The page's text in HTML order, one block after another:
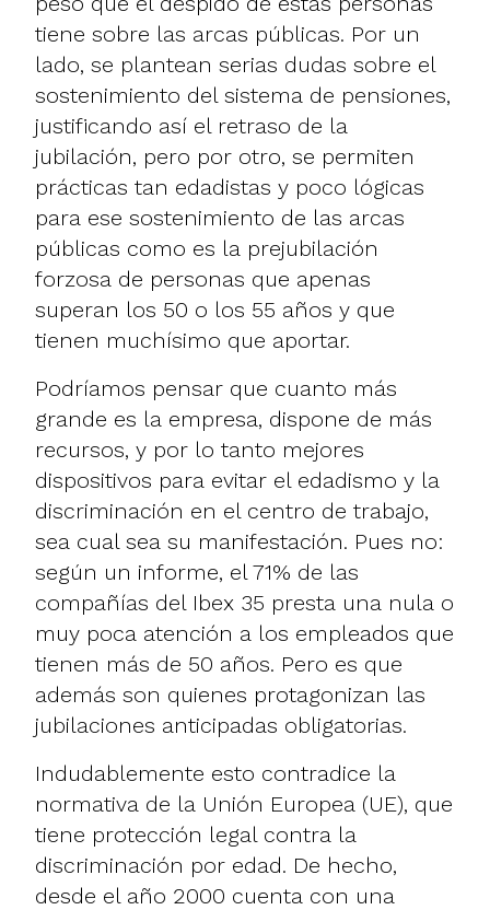
tiene sobre las arcas públicas. Por un
lado, se plantean serias dudas sobre el
sostenimiento del sistema de pensiones,
justificando así el retraso de la
jubilación, pero por otro, se permiten
prácticas tan edadistas y poco lógicas
para ese sostenimiento de las arcas
públicas como es la prejubilación
forzosa de personas que apenas
superan los 50 o los 55 años y que
tienen muchísimo que aportar.
Podríamos pensar que cuanto más
grande es la empresa, dispone de más
recursos, y por lo tanto mejores
dispositivos para evitar el edadismo y la
discriminación en el centro de trabajo,
sea cual sea su manifestación. Pues no:
según un informe, el 71% de las
compañías del Ibex 35 presta una nula o
muy poca atención a los empleados que
tienen más de 50 años. Pero es que
además son quienes protagonizan las
jubilaciones anticipadas obligatorias.
Indudablemente esto contradice la
normativa de la Unión Europea (UE), que
tiene protección legal contra la
discriminación por edad. De hecho,
desde el año 2000 cuenta con una